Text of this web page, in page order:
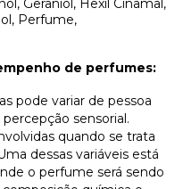
Geraniol, Hexil Cinamal,
Perfume,
de perfumes:
pode variar de pessoa
sensorial.
quando se trata
dessas variáveis está
o perfume será sendo